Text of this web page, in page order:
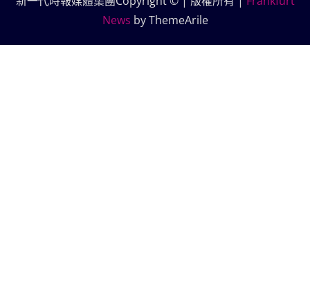
News by ThemeArile